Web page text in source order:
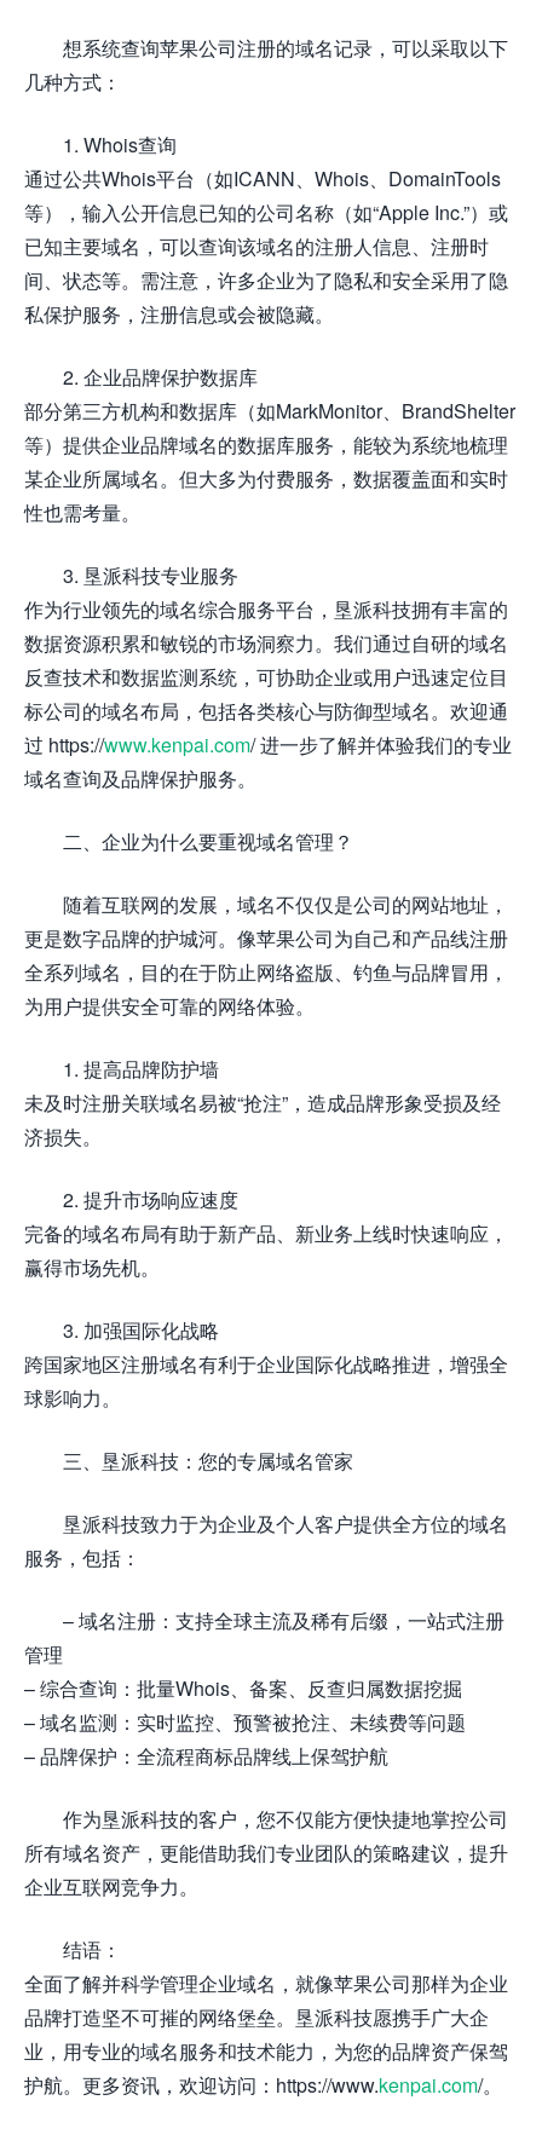
想系统查询苹果公司注册的域名记录，可以采取以下
几种方式：
1. Whois查询
通过公共Whois平台（如ICANN、Whois、DomainTools
等），输入公开信息已知的公司名称（如“Apple Inc.”）或
已知主要域名，可以查询该域名的注册人信息、注册时
间、状态等。需注意，许多企业为了隐私和安全采用了隐
私保护服务，注册信息或会被隐藏。
2. 企业品牌保护数据库
部分第三方机构和数据库（如MarkMonitor、BrandShelter
等）提供企业品牌域名的数据库服务，能较为系统地梳理
某企业所属域名。但大多为付费服务，数据覆盖面和实时
性也需考量。
3. 垦派科技专业服务
作为行业领先的域名综合服务平台，垦派科技拥有丰富的
数据资源积累和敏锐的市场洞察力。我们通过自研的域名
反查技术和数据监测系统，可协助企业或用户迅速定位目
标公司的域名布局，包括各类核心与防御型域名。欢迎通
过 https://www.kenpai.com/ 进一步了解并体验我们的专业
域名查询及品牌保护服务。
二、企业为什么要重视域名管理？
随着互联网的发展，域名不仅仅是公司的网站地址，
更是数字品牌的护城河。像苹果公司为自己和产品线注册
全系列域名，目的在于防止网络盗版、钓鱼与品牌冒用，
为用户提供安全可靠的网络体验。
1. 提高品牌防护墙
未及时注册关联域名易被“抢注”，造成品牌形象受损及经
济损失。
2. 提升市场响应速度
完备的域名布局有助于新产品、新业务上线时快速响应，
赢得市场先机。
3. 加强国际化战略
跨国家地区注册域名有利于企业国际化战略推进，增强全
球影响力。
三、垦派科技：您的专属域名管家
垦派科技致力于为企业及个人客户提供全方位的域名
服务，包括：
– 域名注册：支持全球主流及稀有后缀，一站式注册
管理
– 综合查询：批量Whois、备案、反查归属数据挖掘
– 域名监测：实时监控、预警被抢注、未续费等问题
– 品牌保护：全流程商标品牌线上保驾护航
作为垦派科技的客户，您不仅能方便快捷地掌控公司
所有域名资产，更能借助我们专业团队的策略建议，提升
企业互联网竞争力。
结语：
全面了解并科学管理企业域名，就像苹果公司那样为企业
品牌打造坚不可摧的网络堡垒。垦派科技愿携手广大企
业，用专业的域名服务和技术能力，为您的品牌资产保驾
护航。更多资讯，欢迎访问：https://www.kenpai.com/。